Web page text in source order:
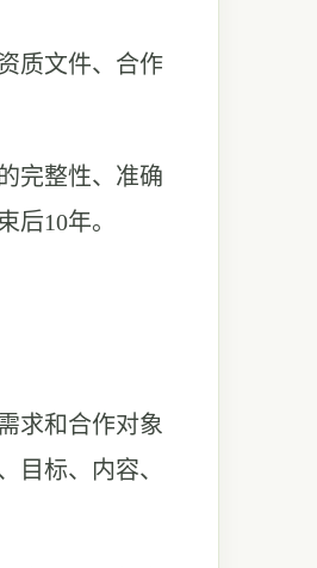
质文件、合作
完整性、准确
10年。
求和合作对象
目标、内容、